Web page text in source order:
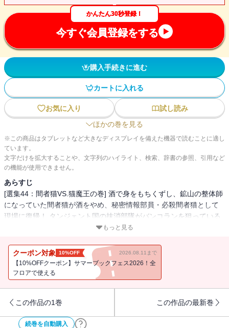
かんたん30秒登録！
今すぐ会員登録をする
購入手続きに進む
カートに入れる
お気に入り
試し読み
ほかの巻を見る
※この商品はタブレットなど大きなディスプレイを備えた機器で読むことに適し
ています。
文字だけを拡大することや、文字列のハイライト、検索、辞書の参照、引用など
の機能が使用できません。
あらすじ
[選集44：間者猫VS.猫魔王の巻] 酒で身をもちくずし、鉱山の整体師
になっていた間者猫が酒をやめ、秘密情報部員・必殺間者猫として
現場に復帰！ タンジェント国の抹消部隊がバンコランを狙っている
との情報をキャッチして、パタリロのもとへ向かうが・・・!?
もっと見る
クーポン対象 10%OFF 2026.08.11まで
【10%OFFクーポン】サマーブックフェス2026！全
フロアで使える
この作品の1巻 この作品の最新巻
続巻を自動購入